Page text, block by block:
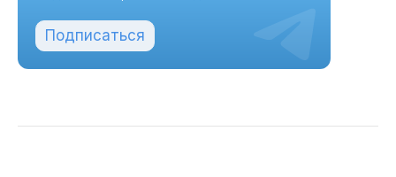
Подписаться